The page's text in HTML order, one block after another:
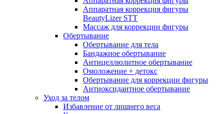
Аппаратная коррекция фигуры
BeautyLizer STT
Массаж для коррекции фигуры
Обертывание
Обертывание для тела
Бандажное обертывание
Антицеллюлитное обертывание
Омоложение + детокс
Обертывание для коррекции фигуры
Антиоксидантное обертывание
Уход за телом
Избавление от лишнего веса